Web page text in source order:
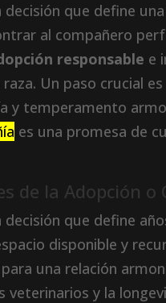
decisión que define
al compañero
responsable e
Un paso crucial es
y temperamento
es una promesa de
de la Adopción o
que define
disponible y
una relación
veterinarios y la